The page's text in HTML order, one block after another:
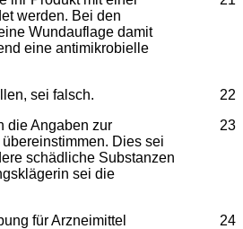
werden. Bei den
Wundauflage damit
eine antimikrobielle
22
sei falsch.
23
die Angaben zur
Dies sei
schädliche Substanzen
sei die
24
für Arzneimittel